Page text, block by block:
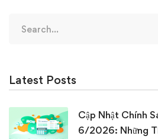
for:
Latest Posts
Cập Nhật Chính
6/2026: Những